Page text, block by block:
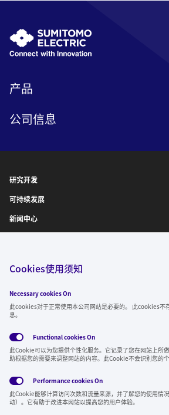
产品
公司信息
研究开发
可持续发展
新闻中心
关注我们
全球隐私政
策
使用条
款
社交
针
Region & Language:
© 2026 Sumitomo Electric
Cookies使用须知
Necessary cookies On
此cookies对于正常使用本公司网站是必要的。 此cookies不
息。
Functional cookiesOn
此Cookie可以为您提供个性化服务。它记录了您在网站上所
助根据您的需要来调整网站的内容。此Cookie不会识别您的个
Performance cookiesOn
此Cookie能够计算访问次数和流量来源，并了解您的使用情
动）。它有助于改进本网站以提高您的用户体验。